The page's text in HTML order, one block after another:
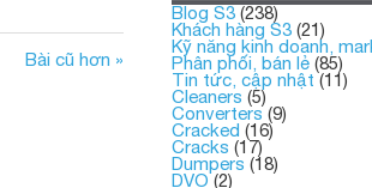
Bài cũ hơn »
Blog S3 (238)
Khách hàng S3 (21)
Kỹ năng kinh doanh,
Phân phối, bán lẻ (85)
Tin tức, cập nhật(11)
Cleaners (5)
Converters (9)
Cracked (16)
Cracks (17)
Dumpers (18)
DVO(2)